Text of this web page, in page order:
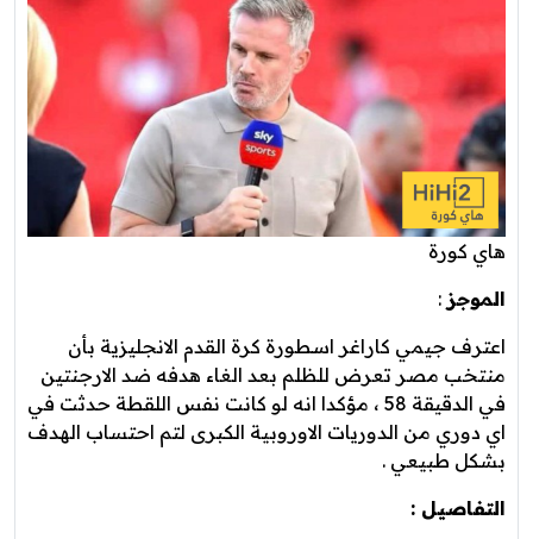
هاي كورة
الموجز :
اعترف جيمي كاراغر اسطورة كرة القدم الانجليزية بأن
منتخب مصر تعرض للظلم بعد الغاء هدفه ضد الارجنتين
في الدقيقة 58 ، مؤكدا انه لو كانت نفس اللقطة حدثت في
اي دوري من الدوريات الاوروبية الكبرى لتم احتساب الهدف
بشكل طبيعي .
التفاصيل :